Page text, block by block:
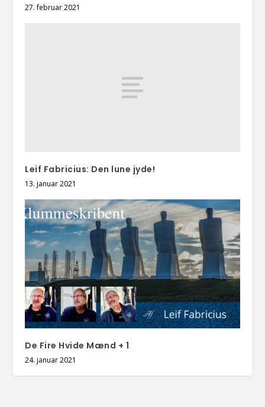
27. februar 2021
Leif Fabricius: Den lune jyde!
13. januar 2021
De Fire Hvide Mænd + 1
24. januar 2021